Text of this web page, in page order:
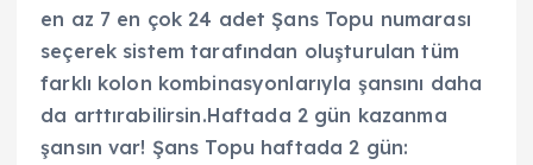
en az 7 en çok 24 adet Şans Topu numarası
seçerek sistem tarafından oluşturulan tüm
farklı kolon kombinasyonlarıyla şansını daha
da arttırabilirsin.Haftada 2 gün kazanma
şansın var! Şans Topu haftada 2 gün: